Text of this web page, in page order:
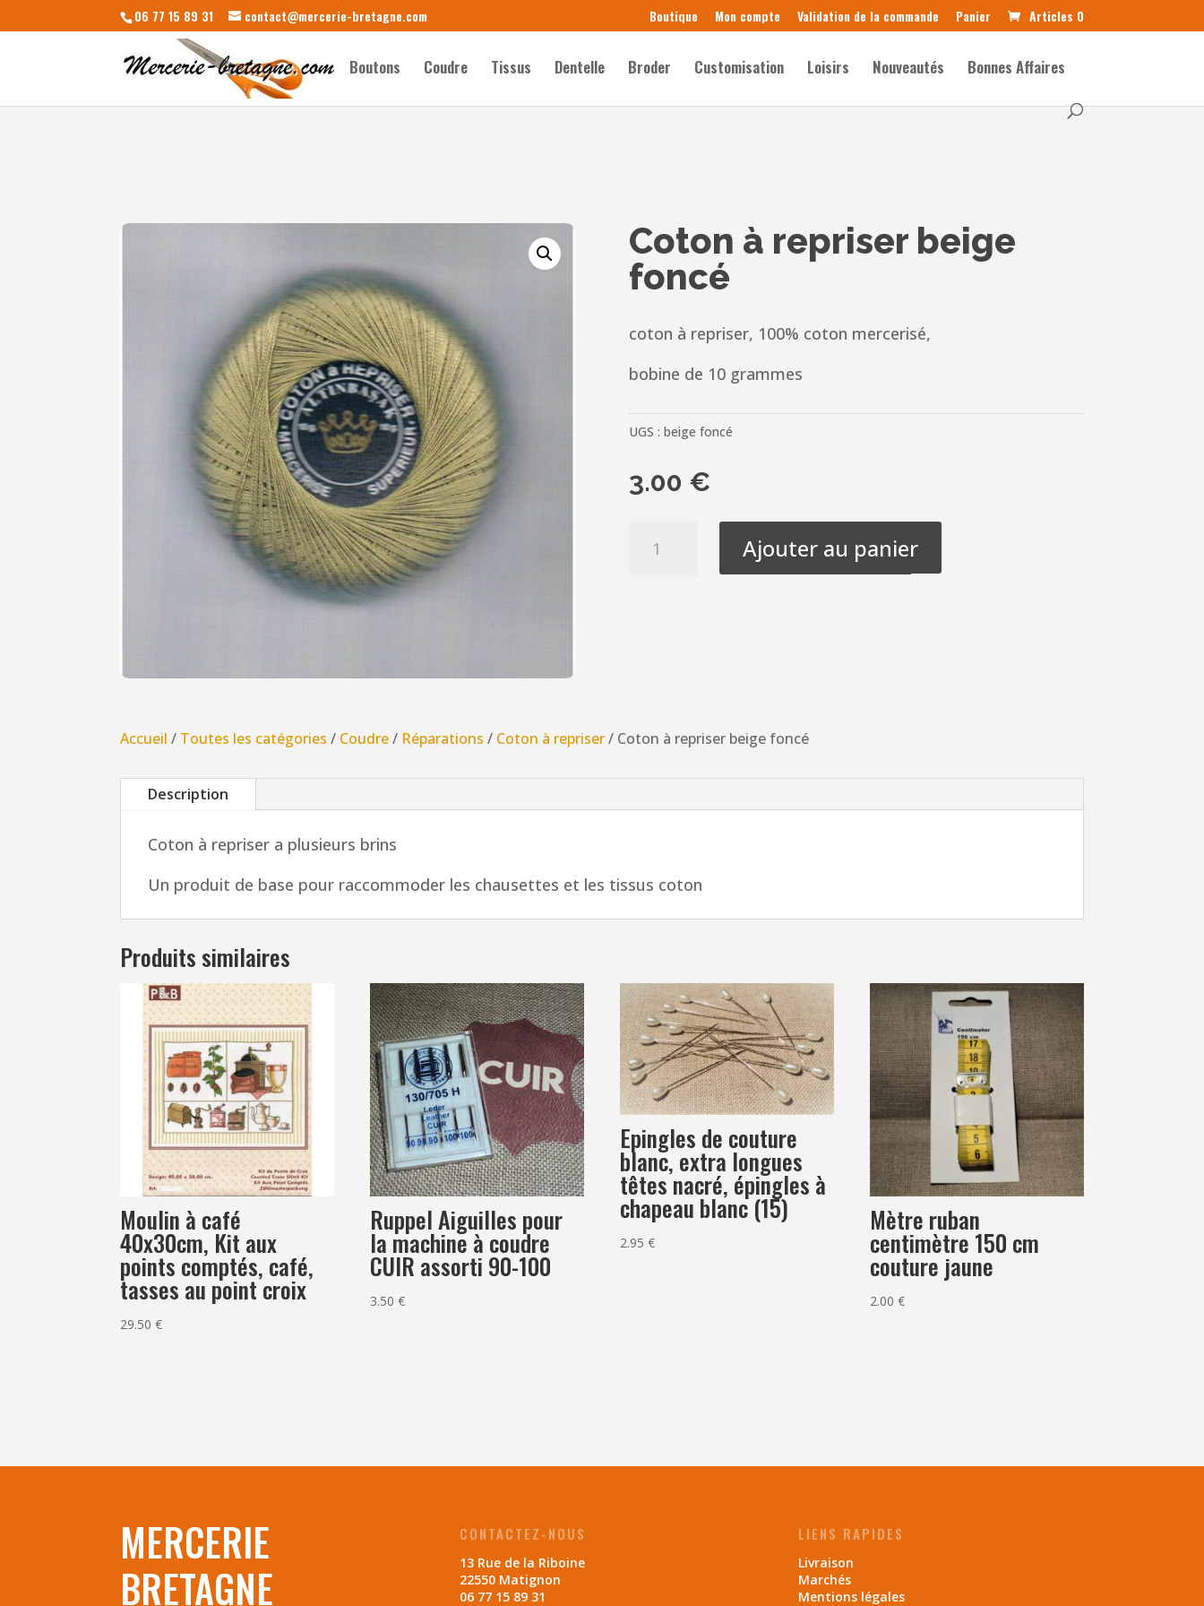
06 77 15 89 31 contact@mercerie-bretagne.com Boutique Mon compte Validation de la commande Panier Articles 0
Boutons Coudre Tissus Dentelle Broder Customisation Loisirs Nouveautés Bonnes Affaires
Coton à repriser beige
foncé
coton à repriser, 100% coton mercerisé,
bobine de 10 grammes
UGS : beige foncé
3.00 €
Ajouter au panier
Accueil / Toutes les catégories / Coudre/ Réparations / Coton à repriser/ Coton à repriser beige foncé
Description
Coton à repriser a plusieurs brins
Un produit de base pour raccommoder les chausettes et les tissus coton
Produits similaires
Moulin à café
40x30cm, Kit aux
points comptés, café,
tasses au point croix
29.50€
Ruppel Aiguilles pour
la machine à coudre
CUIR assorti 90-100
3.50€
Epingles de couture
blanc, extra longues
têtes nacré, épingles à
chapeau blanc (15)
2.95€
Mètre ruban
centimètre 150 cm
couture jaune
2.00€
MERCERIE
BRETAGNE
CONTACTEZ-NOUS
13 Rue de la Riboine
22550 Matignon
06 77 15 89 31
LIENS RAPIDES
Livraison
Marchés
Mentions légales